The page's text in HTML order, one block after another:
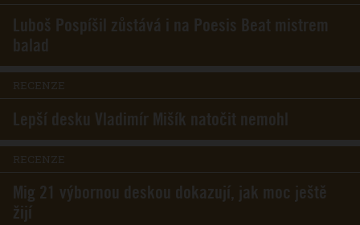
Luboš Pospíšil zůstává i na Poesis Beat mistrem
balad
RECENZE
Lepší desku Vladimír Mišík natočit nemohl
RECENZE
Mig 21 výbornou deskou dokazují, jak moc ještě
žijí